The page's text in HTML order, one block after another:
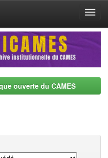
ouverte du CAMES